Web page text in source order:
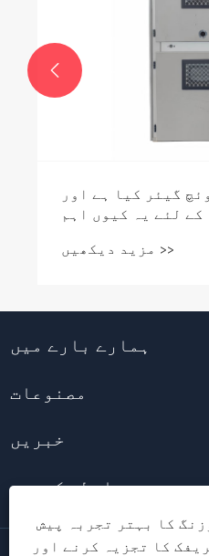

ہمارے بارے میں
مصنوعات
خبریں
ہم سے رابطہ کریں۔
کا بہتر تجربہ پیش
کا تجزیہ کرنے اور